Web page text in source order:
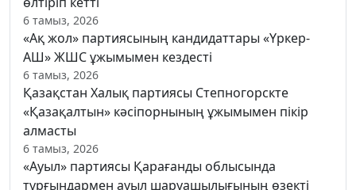
6 тамыз, 2026
«Ақ жол» партиясының кандидаттары «Үркер-
АШ» ЖШС ұжымымен кездесті
6 тамыз, 2026
Қазақстан Халық партиясы Степногорскте
«Қазақалтын» кәсіпорнының ұжымымен пікір
алмасты
6 тамыз, 2026
«Ауыл» партиясы Қарағанды облысында
тұрғындармен ауыл шаруашылығының өзекті